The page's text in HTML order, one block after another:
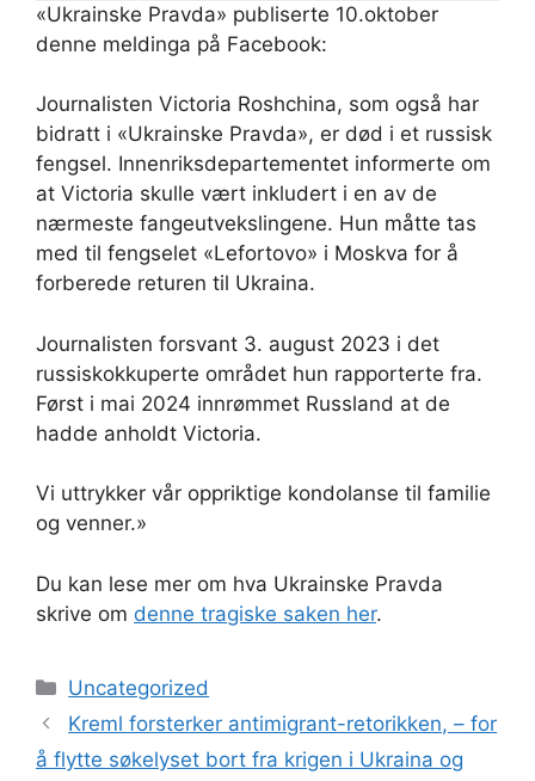
«Ukrainske Pravda» publiserte 10.oktober
denne meldinga på Facebook:
Journalisten Victoria Roshchina, som også har
bidratt i «Ukrainske Pravda», er død i et russisk
fengsel. Innenriksdepartementet informerte om
at Victoria skulle vært inkludert i en av de
nærmeste fangeutvekslingene. Hun måtte tas
med til fengselet «Lefortovo» i Moskva for å
forberede returen til Ukraina.
Journalisten forsvant 3. august 2023 i det
russiskokkuperte området hun rapporterte fra.
Først i mai 2024 innrømmet Russland at de
hadde anholdt Victoria.
Vi uttrykker vår oppriktige kondolanse til familie
og venner.»
Du kan lese mer om hva Ukrainske Pravda
skrive om denne tragiske saken her.
Kategorier
Uncategorized
Kreml forsterker antimigrant-retorikken, – for
å flytte søkelyset bort fra krigen i Ukraina og